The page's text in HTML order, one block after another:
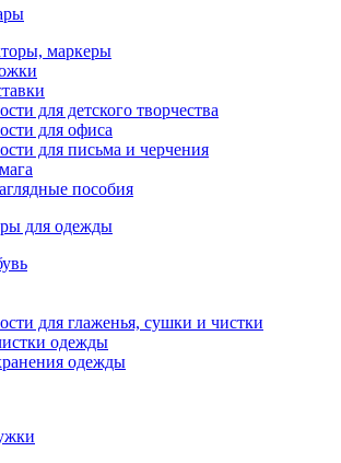
маркеры
для детского творчества
для офиса
для письма и черчения
пособия
для одежды
для глаженья, сушки и чистки
одежды
одежды